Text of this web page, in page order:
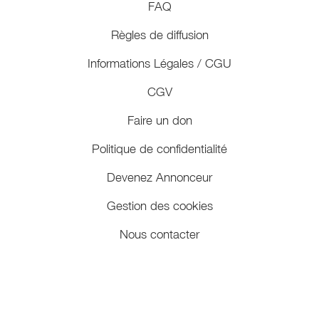
FAQ
Règles de diffusion
Informations Légales / CGU
CGV
Faire un don
Politique de confidentialité
Devenez Annonceur
Gestion des cookies
Nous contacter